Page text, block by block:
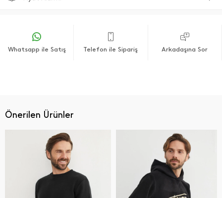
Whatsapp ile Satış Telefon ile Sipariş Arkadaşına Sor
Önerilen Ürünler